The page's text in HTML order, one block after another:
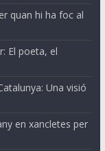
quan hi ha foc al
El poeta, el
Una visió
en xancletes per